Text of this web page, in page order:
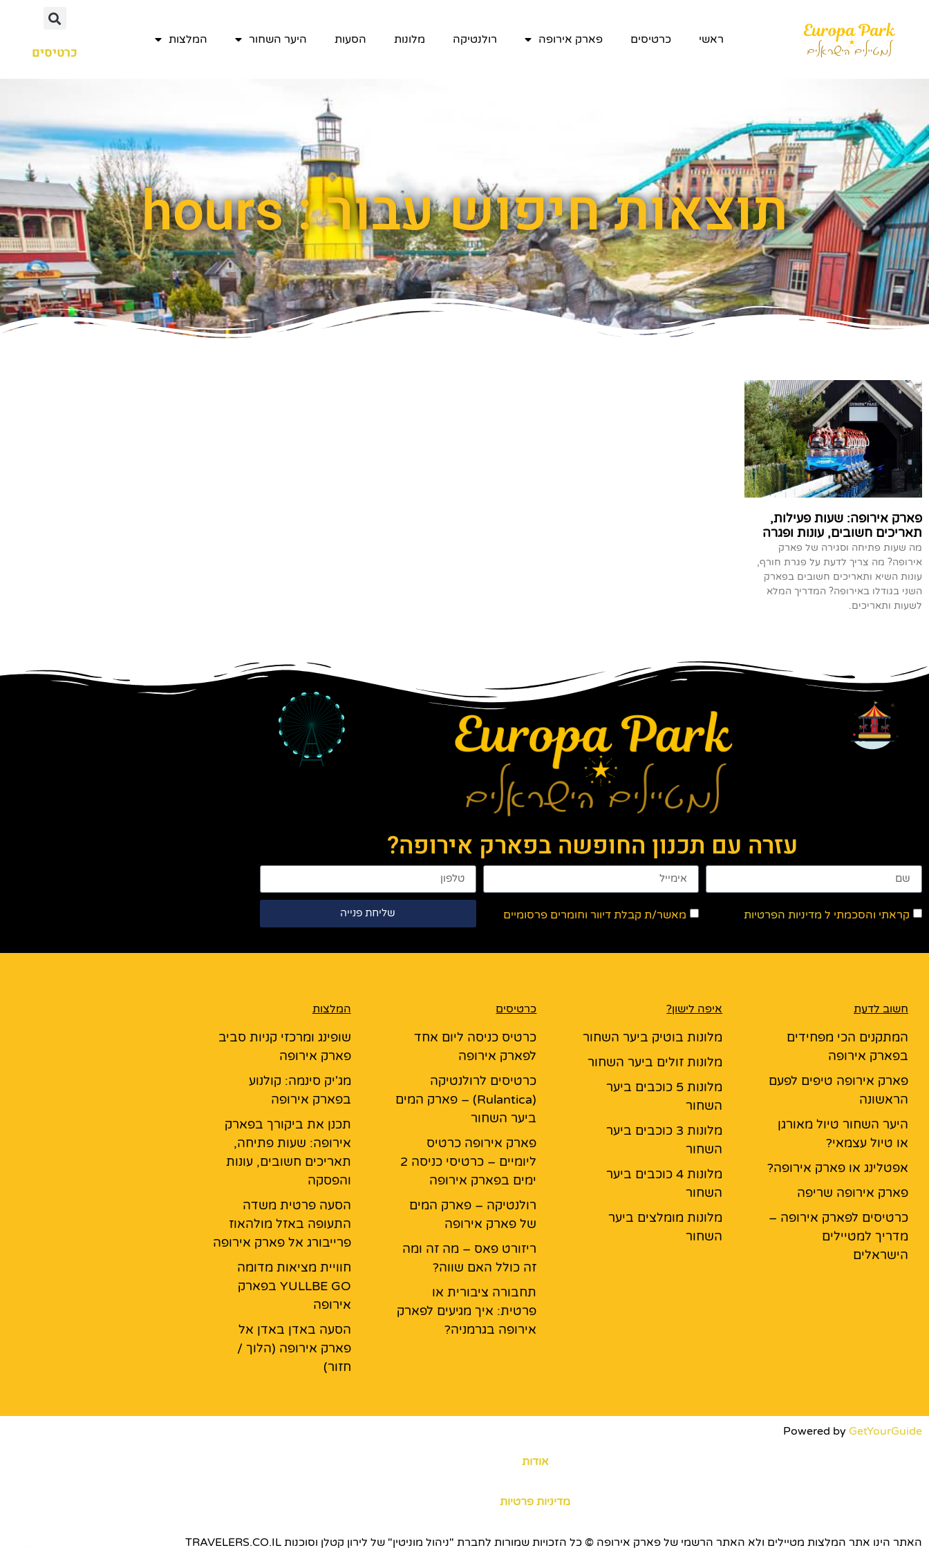
ראשי כרטיסים פארק אירופה רולנטיקה מלונות הסעות היער השחור המלצות
כרטיסים
תוצאות חיפוש עבור : hours
פארק אירופה: שעות פעילות,
תאריכים חשובים, עונות ופגרה
מה שעות פתיחה וסגירה של פארק
אירופה? מה צריך לדעת על פגרת חורף,
עונות השיא ותאריכים חשובים בפארק
השני בגודלו באירופה? המדריך המלא
לשעות ותאריכים.
עזרה עם תכנון החופשה בפארק אירופה?
קראתי והסכמתי ל מדיניות הפרטיות מאשר/ת קבלת דיוור וחומרים פרסומיים שליחת פנייה
חשוב לדעת
המתקנים הכי מפחידים
בפארק אירופה
פארק אירופה טיפים לפעם
הראשונה
היער השחור טיול מאורגן
או טיול עצמאי?
אפטלינג או פארק אירופה?
פארק אירופה שריפה
כרטיסים לפארק אירופה –
מדריך למטיילים
הישראלים
איפה לישון?
מלונות בוטיק ביער השחור
מלונות זולים ביער השחור
מלונות 5 כוכבים ביער
השחור
מלונות 3 כוכבים ביער
השחור
מלונות 4 כוכבים ביער
השחור
מלונות מומלצים ביער
השחור
כרטיסים
כרטיס כניסה ליום אחד
לפארק אירופה
כרטיסים לרולנטיקה
(Rulantica) – פארק המים
ביער השחור
פארק אירופה כרטיס
ליומיים – כרטיסי כניסה 2
ימים בפארק אירופה
רולנטיקה – פארק המים
של פארק אירופה
ריזורט פאס – מה זה ומה
זה כולל האם שווה?
תחבורה ציבורית או
פרטית: איך מגיעים לפארק
אירופה בגרמניה?
המלצות
שופינג ומרכזי קניות סביב
פארק אירופה
מג'יק סינמה: קולנוע
בפארק אירופה
תכנן את ביקורך בפארק
אירופה: שעות פתיחה,
תאריכים חשובים, עונות
והפסקה
הסעה פרטית משדה
התעופה באזל מולהאוז
פרייבורג אל פארק אירופה
חוויית מציאות מדומה
YULLBE GO בפארק
אירופה
הסעה באדן באדן אל
פארק אירופה (הלוך /
חזור)
Powered by GetYourGuide
אודות
מדיניות פרטיות
האתר הינו אתר המלצות מטיילים ולא האתר הרשמי של פארק אירופה © כל הזכויות שמורות לחברת "ניהול מוניטין" של לירון קטלן וסוכנות TRAVELERS.CO.IL